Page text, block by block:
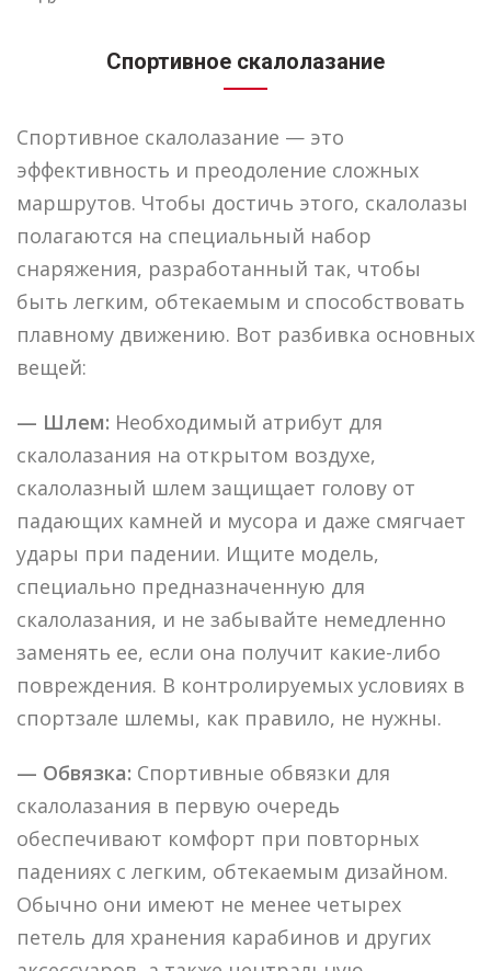
Спортивное скалолазание
Спортивное скалолазание — это
эффективность и преодоление сложных
маршрутов. Чтобы достичь этого, скалолазы
полагаются на специальный набор
снаряжения, разработанный так, чтобы
быть легким, обтекаемым и способствовать
плавному движению. Вот разбивка основных
вещей:
— Шлем: Необходимый атрибут для
скалолазания на открытом воздухе,
скалолазный шлем защищает голову от
падающих камней и мусора и даже смягчает
удары при падении. Ищите модель,
специально предназначенную для
скалолазания, и не забывайте немедленно
заменять ее, если она получит какие-либо
повреждения. В контролируемых условиях в
спортзале шлемы, как правило, не нужны.
— Обвязка: Спортивные обвязки для
скалолазания в первую очередь
обеспечивают комфорт при повторных
падениях с легким, обтекаемым дизайном.
Обычно они имеют не менее четырех
петель для хранения карабинов и других